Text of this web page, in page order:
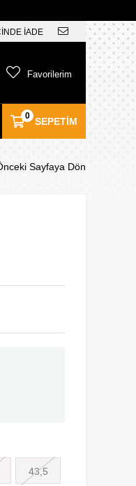
İADE
SEPETIM
0
Favorilerim
Sayfaya Dön
43,5